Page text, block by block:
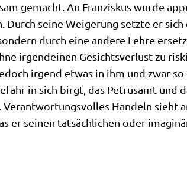
gemacht. An Fran­zis­kus wur­de
Durch sei­ne Wei­ge­rung setz­te er
durch eine ande­re Leh­re
irgend­ei­nen Gesichts­ver­lust zu
irgend etwas in ihm und zwar
in sich birgt, das Petrus­amt und
Han­deln sieht
er sei­nen tat­säch­li­chen oder